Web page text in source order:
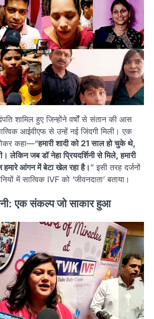
शामिल हुए जिन्होंने वर्षों से संतान की आस
आईवीएफ से उन्हें नई जिंदगी मिली। एक
कहा—“हमारी शादी को 21 साल हो चुके थे,
लेकिन जब डॉ नेहा प्रियदर्शिनी से मिले, हमारी
आंगन में बेटा खेल रहा है। ” इसी तरह दर्जनों
में सात्विक IVF को ‘जीवनदाता’ बताया।
एक संकल्प जो साकार हुआ